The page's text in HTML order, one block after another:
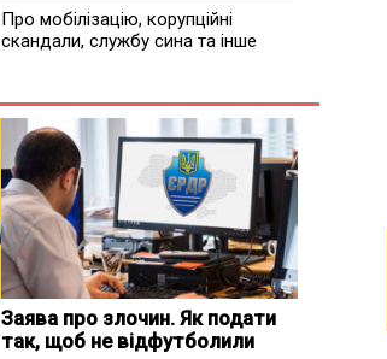
Про мобілізацію, корупційні
скандали, службу сина та інше
Заява про злочин. Як подати
так, щоб не відфутболили